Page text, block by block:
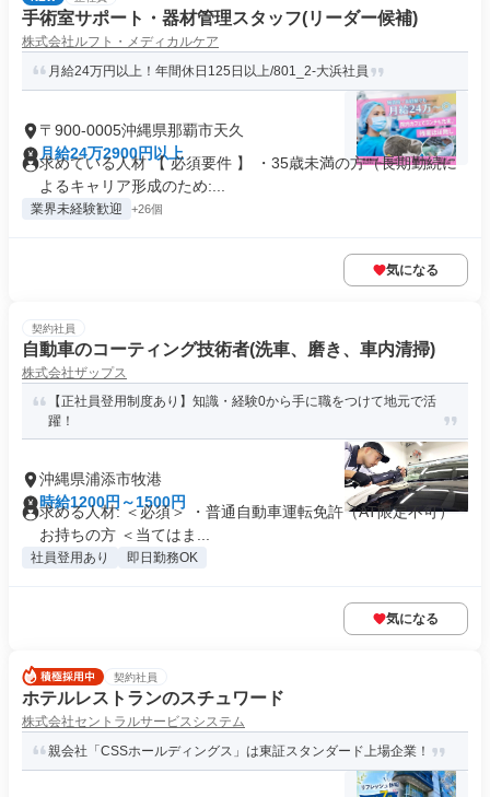
手術室サポート・器材管理スタッフ(リーダー候補)
株式会社ルフト・メディカルケア
月給24万円以上！年間休日125日以上/801_2-大浜社員
〒900-0005沖縄県那覇市天久
月給24万2900円以上
求めている人材 【 必須要件 】 ・35歳未満の方（長期勤続に
よるキャリア形成のため:...
業界未経験歓迎 +26個
気になる
契約社員
自動車のコーティング技術者(洗車、磨き、車内清掃)
株式会社ザップス
【正社員登用制度あり】知識・経験0から手に職をつけて地元で活
躍！
沖縄県浦添市牧港
時給1200円～1500円
求める人材: ＜必須＞ ・普通自動車運転免許（AT限定不可）
お持ちの方 ＜当てはま...
社員登用あり 即日勤務OK
気になる
契約社員
ホテルレストランのスチュワード
株式会社セントラルサービスシステム
親会社「CSSホールディングス」は東証スタンダード上場企業！